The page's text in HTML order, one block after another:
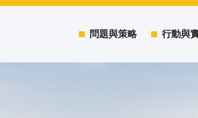
問題與策略 行動與